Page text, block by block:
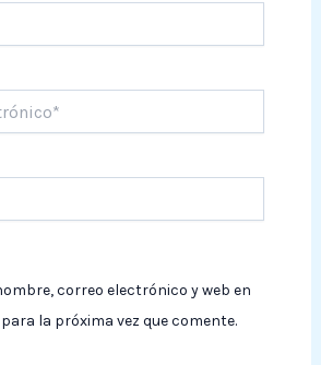
correo electrónico y web en
la próxima vez que comente.